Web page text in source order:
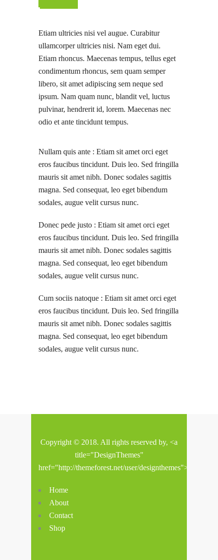
Etiam ultricies nisi vel augue. Curabitur
ullamcorper ultricies nisi. Nam eget dui.
Etiam rhoncus. Maecenas tempus, tellus eget
condimentum rhoncus, sem quam semper
libero, sit amet adipiscing sem neque sed
ipsum. Nam quam nunc, blandit vel, luctus
pulvinar, hendrerit id, lorem. Maecenas nec
odio et ante tincidunt tempus.
Nullam quis ante : Etiam sit amet orci eget
eros faucibus tincidunt. Duis leo. Sed fringilla
mauris sit amet nibh. Donec sodales sagittis
magna. Sed consequat, leo eget bibendum
sodales, augue velit cursus nunc.
Donec pede justo : Etiam sit amet orci eget
eros faucibus tincidunt. Duis leo. Sed fringilla
mauris sit amet nibh. Donec sodales sagittis
magna. Sed consequat, leo eget bibendum
sodales, augue velit cursus nunc.
Cum sociis natoque : Etiam sit amet orci eget
eros faucibus tincidunt. Duis leo. Sed fringilla
mauris sit amet nibh. Donec sodales sagittis
magna. Sed consequat, leo eget bibendum
sodales, augue velit cursus nunc.
Copyright © 2018. All rights reserved by, <a
title="DesignThemes"
href="http://themeforest.net/user/
Home
About
Contact
Shop